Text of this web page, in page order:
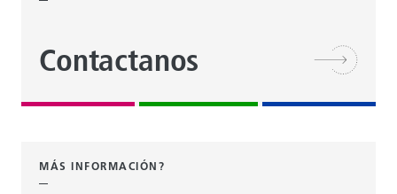
Contactanos
MÁS INFORMACIÓN?